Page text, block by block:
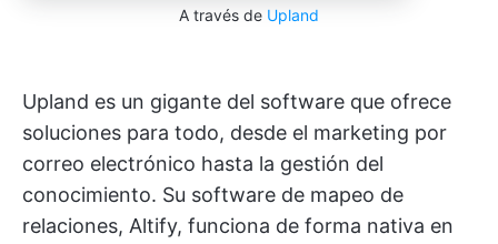
A través de Upland
Upland es un gigante del software que ofrece
soluciones para todo, desde el marketing por
correo electrónico hasta la gestión del
conocimiento. Su software de mapeo de
relaciones, Altify, funciona de forma nativa en